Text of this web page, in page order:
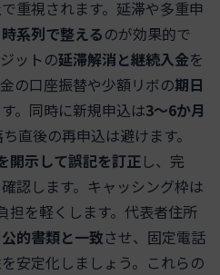
重視されます。延滞や多重申
時系列で整えるのが効果的で
ットの延滞解消と継続入金を
の口座振替や少額リボの期日
す。同時に新規申込は3～6か月
直後の再申込は避けます。
開示して誤記を訂正し、完
認します。キャッシング枠は
担を軽くします。代表者住所
的書類と一致させ、固定電話
安定化しましょう。これらの